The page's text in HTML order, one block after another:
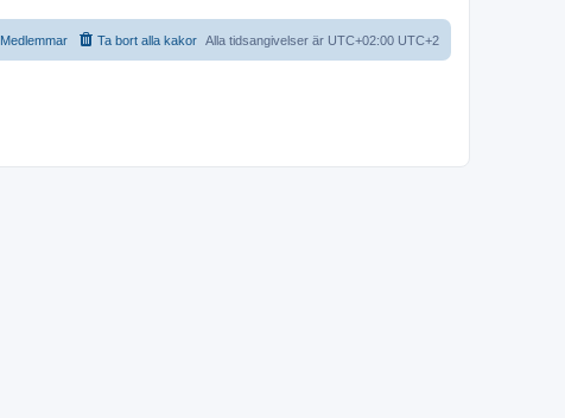
Alla tidsangivelser är UTC+02:00 UTC+2
Ta bort alla kakor
Medlemmar